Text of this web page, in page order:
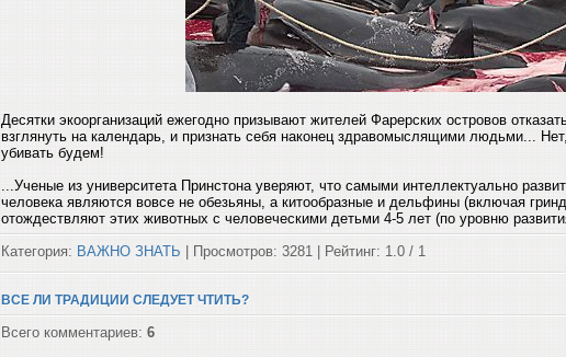
Десятки экоорганизаций ежегодно призывают жителей Фарерских островов
взглянуть на календарь, и признать себя наконец здравомыслящими людьми...
убивать будем!
...Ученые из университета Принстона уверяют, что самыми интеллектуально
человека являются вовсе не обезьяны, а китообразные и дельфины (включая
отождествляют этих животных с человеческими детьми 4-5 лет (по уровню
Категория: ВАЖНО ЗНАТЬ | Просмотров: 3281 | Рейтинг: 1.0 / 1
ВСЕ ЛИ ТРАДИЦИИ СЛЕДУЕТ ЧТИТЬ?
Всего комментариев:6